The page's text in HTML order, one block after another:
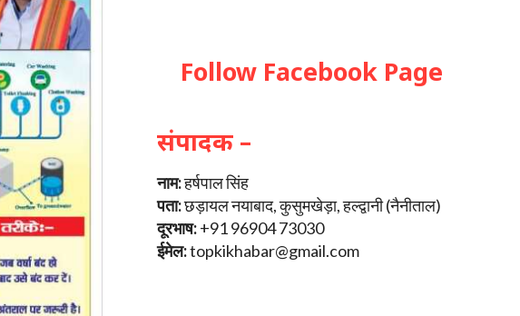
Follow Facebook Page
संपादक –
नाम:हर्षपाल सिंह
पता:छड़ायल नयाबाद, कुसुमखेड़ा, हल्द्वानी (नैनीताल)
दूरभाष:+91 96904 73030
ईमेल:topkikhabar@gmail.com